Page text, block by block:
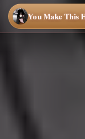
You Make This House